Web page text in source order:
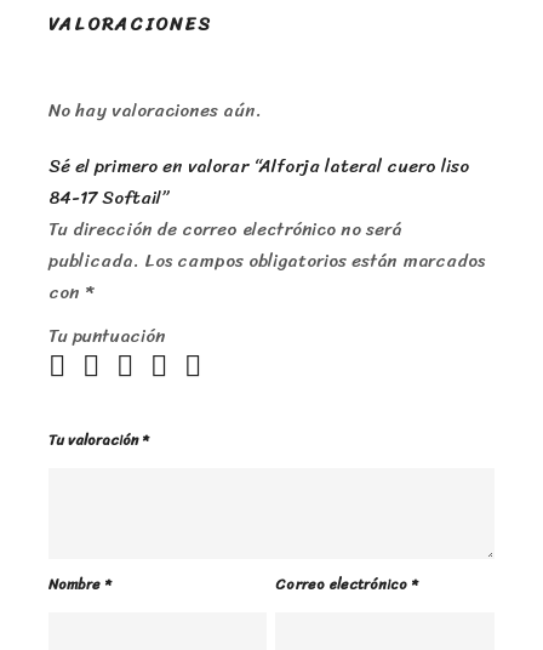
VALORACIONES
No hay valoraciones aún.
Sé el primero en valorar “Alforja lateral cuero liso
84-17 Softail”
Tu dirección de correo electrónico no será
publicada. Los campos obligatorios están marcados
con *
Tu puntuación
Tu valoración*
Nombre* Correo electrónico*